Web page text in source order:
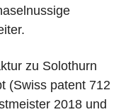
zu Solothurn
(Swiss patent 712
2018 und